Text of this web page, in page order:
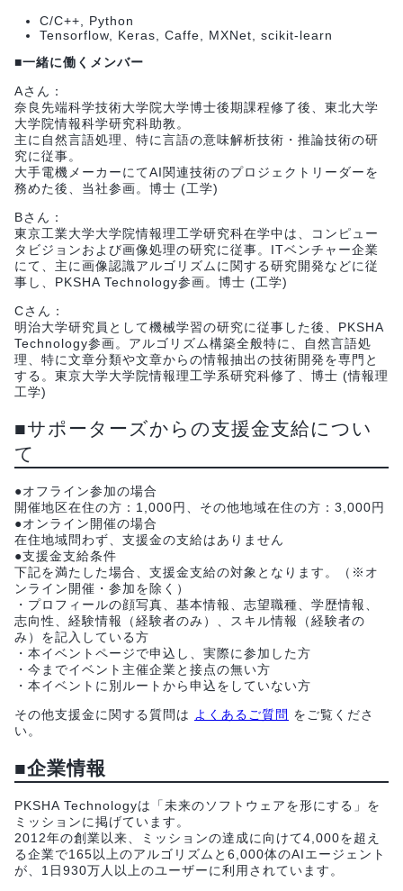
C/C++, Python
Tensorflow, Keras, Caffe, MXNet, scikit-learn
■一緒に働くメンバー
Aさん：
奈良先端科学技術大学院大学博士後期課程修了後、東北大学
大学院情報科学研究科助教。
主に自然言語処理、特に言語の意味解析技術・推論技術の研
究に従事。
大手電機メーカーにてAI関連技術のプロジェクトリーダーを
務めた後、当社参画。博士 (工学)
Bさん：
東京工業大学大学院情報理工学研究科在学中は、コンピュー
タビジョンおよび画像処理の研究に従事。ITベンチャー企業
にて、主に画像認識アルゴリズムに関する研究開発などに従
事し、PKSHA Technology参画。博士 (工学)
Cさん：
明治大学研究員として機械学習の研究に従事した後、PKSHA
Technology参画。アルゴリズム構築全般特に、自然言語処
理、特に文章分類や文章からの情報抽出の技術開発を専門と
する。東京大学大学院情報理工学系研究科修了、博士 (情報理
工学)
■サポーターズからの支援金支給につい
て
●オフライン参加の場合
開催地区在住の方：1,000円、その他地域在住の方：3,000円
●オンライン開催の場合
在住地域問わず、支援金の支給はありません
●支援金支給条件
下記を満たした場合、支援金支給の対象となります。（※オ
ンライン開催・参加を除く）
・プロフィールの顔写真、基本情報、志望職種、学歴情報、
志向性、経験情報（経験者のみ）、スキル情報（経験者の
み）を記入している方
・本イベントページで申込し、実際に参加した方
・今までイベント主催企業と接点の無い方
・本イベントに別ルートから申込をしていない方
その他支援金に関する質問は よくあるご質問 をご覧くださ
い。
■企業情報
PKSHA Technologyは「未来のソフトウェアを形にする」を
ミッションに掲げています。
2012年の創業以来、ミッションの達成に向けて4,000を超え
る企業で165以上のアルゴリズムと6,000体のAIエージェント
が、1日930万人以上のユーザーに利用されています。